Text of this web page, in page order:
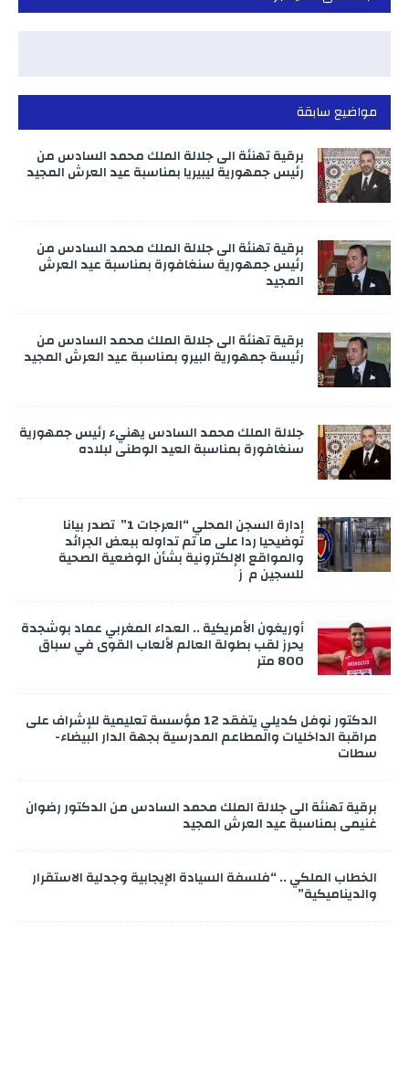
مواضيع سابقة
برقية تهنئة الى جلالة الملك محمد السادس من
رئيس جمهورية ليبيريا بمناسبة عيد العرش المجيد
برقية تهنئة الى جلالة الملك محمد السادس من
رئيس جمهورية سنغافورة بمناسبة عيد العرش
المجيد
برقية تهنئة الى جلالة الملك محمد السادس من
رئيسة جمهورية البيرو بمناسبة عيد العرش المجيد
جلالة الملك محمد السادس يهنيء رئيس جمهورية
سنغافورة بمناسبة العيد الوطني لبلاده
إدارة السجن المحلي “العرجات 1” تصدر بيانا
توضيحيا ردا على ما تم تداوله ببعض الجرائد
والمواقع الإلكترونية بشأن الوضعية الصحية
للسجين م ز
أوريغون الأمريكية .. العداء المغربي عماد بوشجدة
يحرز لقب بطولة العالم لألعاب القوى في سباق
800 متر
الدكتور نوفل كديلي يتفقد 12 مؤسسة تعليمية للإشراف على
مراقبة الداخليات والمطاعم المدرسية بجهة الدار البيضاء-
سطات
برقية تهنئة الى جلالة الملك محمد السادس من الدكتور رضوان
غنيمي بمناسبة عيد العرش المجيد
الخطاب الملكي .. “فلسفة السيادة الإيجابية وجدلية الاستقرار
والديناميكية”